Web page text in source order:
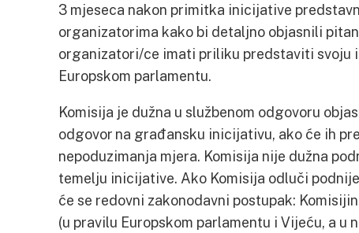
3 mjeseca nakon primitka inicijative
organizatorima kako bi detaljno objasnili
organizatori/ce imati priliku predstaviti svoju
Europskom parlamentu.
Komisija je dužna u službenom odgovoru
odgovor na građansku inicijativu, ako će ih
nepoduzimanja mjera. Komisija nije dužna
temelju inicijative. Ako Komisija odluči
će se redovni zakonodavni postupak:
(u pravilu Europskom parlamentu i Vijeću, a u